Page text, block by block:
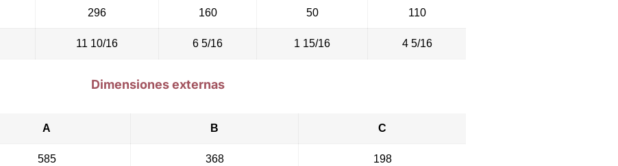
296 160 50 110
11 10/16 6 5/16 1 15/16 4 5/16
Dimensiones externas
A B C
585 368 198